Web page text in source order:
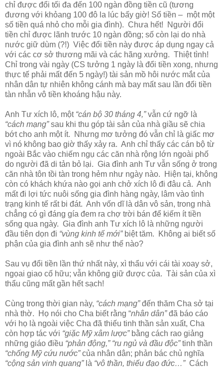
chỉ được đổi tối đa đến 100 ngàn đồng tiền cũ (tương
đương với khỏang 100 đô la lúc bấy giờ! Số tiền – một một
số tiền quá nhỏ cho mỗi gia đình). Chưa hết! Người đổi
tiền chỉ được lãnh trước 10 ngàn đồng; số còn lại do nhà
nước giữ dùm (?!) Việc đổi tiền này được áp dụng ngay cả
với các cơ sở thương mãi và các hãng xưởng. Thiệt tình!
Chỉ trong vài ngày (CS tưởng 1 ngày là đổi tiền xong, nhưng
thực tế phải mất đến 5 ngày!) tài sản mồ hôi nước mắt của
nhân dân tự nhiên không cánh mà bay mất sau lần đổi tiền
tàn nhẫn vô tiền khoáng hậu này.
Anh Tư xích lô, một “cán bộ 30 tháng 4,”vẫn cứ ngỡ là
“cách mạng”sau khi thu góp tài sản của nhà giầu sẽ chia
bớt cho anh một ít. Nhưng mơ tưởng đó vẫn chỉ là giấc mơ
vì nó không bao giờ thấy xảy ra. Anh chỉ thấy các cán bộ từ
ngoài Bắc vào chiếm ngụ các căn nhà rộng lớn ngoài phố
do người đã di tản bỏ lại. Gia đình anh Tư vẫn sống ở trong
căn nhà tôn tồi tàn trong hẻm như ngày nào. Hiện tại, không
còn có khách khứa nào gọi anh chở xích lô đi đâu cả. Anh
mất đi lợi tức nuôi sống gia đình hàng ngày, lâm vào tình
trạng kinh tế rất bi đát. Anh vốn dĩ là dân vô sản, trong nhà
chẳng có gì đáng gía đem ra chợ trời bán để kiếm ít tiền
sống qua ngày. Gia đình anh Tư xích lô là những người
đầu tiên dọn đi “vùng kinh tế mới”biệt tăm. Không ai biết số
phận của gia đình anh sẽ như thế nào?
Sau vụ đổi tiền lần thứ nhất này, xì thẩu với cái tài xoay sở,
ngọai giao cố hữu; vẫn không giữ được của. Tài sản của xì
thẩu cũng mất gần hết sạch!
Cùng trong thời gian này, “cách mạng”đến thăm Cha sở tại
nhà thờ. Họ nói cho Cha biết rằng “nhân dân”đã báo cáo
với họ là ngoài việc Cha đã thiếu tinh thần sản xuất, Cha
còn hợp tác với “giặc Mỹ xâm lược”bằng cách rao giảng
những giáo điều “phản động,” “ru ngủ và đầu độc”tinh thần
“chống Mỹ cứu nước”của nhân dân; phản bác chủ nghĩa
“cộng sản vinh quang”là “vô thần, thiếu đạo đức…”Cách